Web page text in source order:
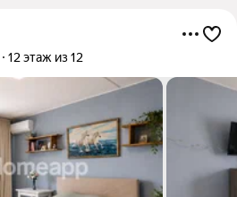
12 этаж из 12